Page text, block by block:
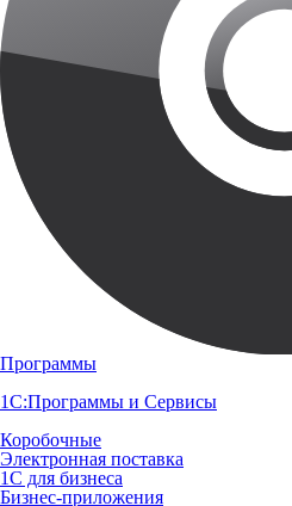
Программы
1С:Программы и Сервисы
Коробочные
Электронная поставка
1С для бизнеса
Бизнес-приложения